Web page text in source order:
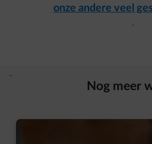
onze andere veel
.
Nog meer